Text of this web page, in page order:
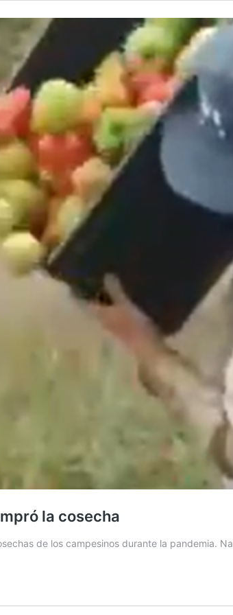
la cosecha
de los campesinos durante la pandemia.